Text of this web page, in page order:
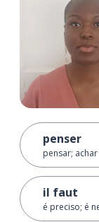
penser
pensar; achar
il faut
é preciso; é